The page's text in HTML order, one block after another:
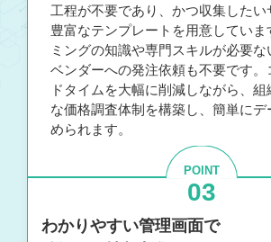
工程が不要であり、かつ収集したい
豊富なテンプレートを用意していま
ミングの知識や専門スキルが必要な
ベンダーへの発注依頼も不要です。
ドタイムを大幅に削減しながら、
な価格調査体制を構築し、簡単にデ
められます。
POINT
03
わかりやすい管理画面で